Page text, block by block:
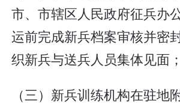
市、市辖区人民政府征兵办
运前完成新兵档案审核并密
织新兵与送兵人员集体见面；
（三）新兵训练机构在驻地